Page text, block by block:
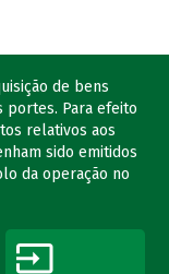
de bens
portes. Para efeito
relativos aos
sido emitidos
da operação no